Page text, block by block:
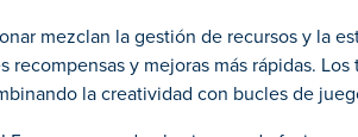
mezclan la gestión de recursos y la
recompensas y mejoras más rápidas.
la creatividad con bucles de